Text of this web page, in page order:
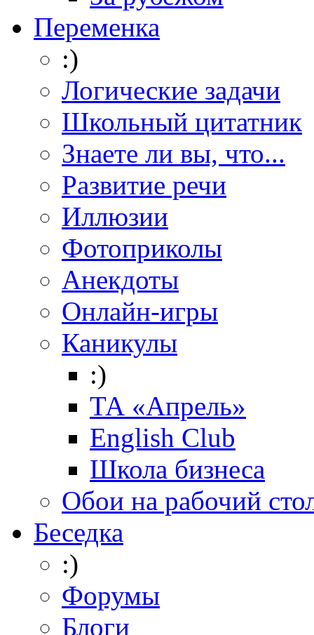
Переменка
:)
Логические задачи
Школьный цитатник
Знаете ли вы, что...
Развитие речи
Иллюзии
Фотоприколы
Анекдоты
Онлайн-игры
Каникулы
:)
ТА «Апрель»
English Club
Школа бизнеса
Обои на рабочий
Беседка
:)
Форумы
Блоги